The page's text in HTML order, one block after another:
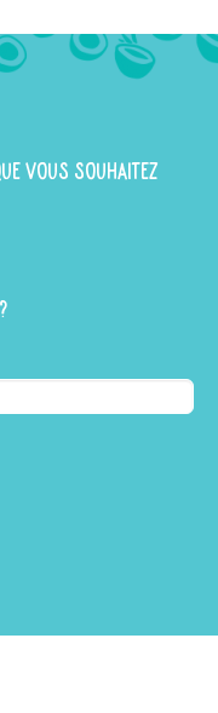
vous souhaitez